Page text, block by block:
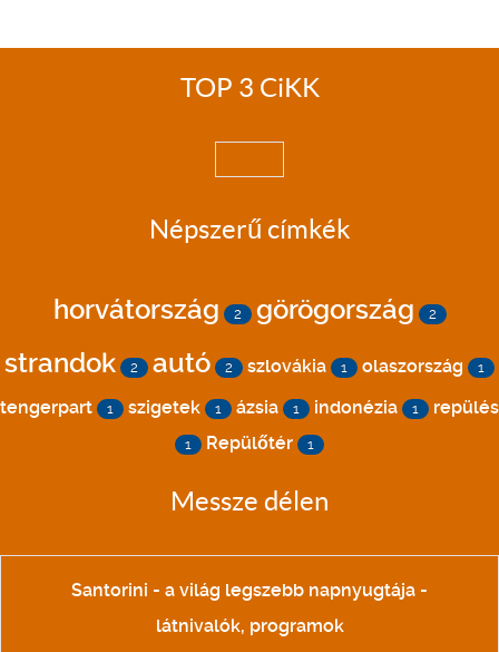
TOP 3 CiKK
Népszerű címkék
horvátország 2 görögország 2
strandok 2 autó 2 szlovákia 1 olaszország 1
tengerpart 1 szigetek 1 ázsia 1 indonézia 1 repülés
1 Repülőtér 1
Messze délen
Santorini - a világ legszebb napnyugtája -
látnivalók, programok